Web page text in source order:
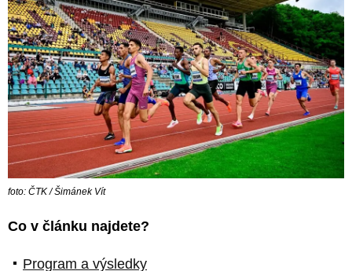
foto: ČTK / Šimánek Vít
Co v článku najdete?
Program a výsledky